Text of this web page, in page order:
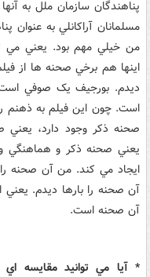
پناهندگان سازمان ملل به
مسلمانان آراکانلي به عنوان
من خيلي مهم بود. يعني مي
اينها هم برخي صحنه ها از
ديدم. بورجيف يک صوفي
است. چون اين فيلم به ذهنم
صحنه ذکر وجود دارد،
يعني صحنه ذکر و هماهنگي و
ايجاد مي کند. من آن صحنه را
آن صحنه را بارها ديدم.
آن صحنه است.
* آيا مي توانيد مقايسه اي